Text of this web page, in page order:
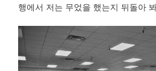
행에서 저는 무었을 했는지 뒤돌아